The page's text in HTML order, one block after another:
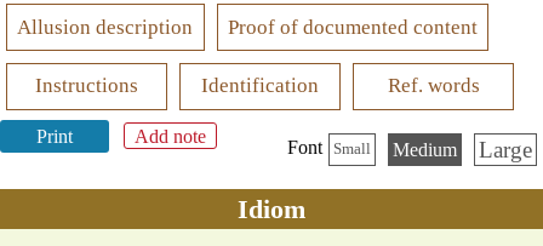
Allusion description Proof of documented content
Instructions Identification Ref. words
Print Add note
Font Small Medium Large
Idiom